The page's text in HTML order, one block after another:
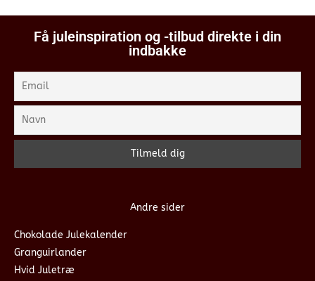
Få juleinspiration og -tilbud direkte i din
indbakke
Andre sider
Chokolade Julekalender
Granguirlander
Hvid Juletræ